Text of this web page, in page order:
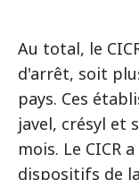
Au total, le
d'arrêt, soit
pays. Ces
javel, crésyl et
mois. Le CICR
dispositifs de